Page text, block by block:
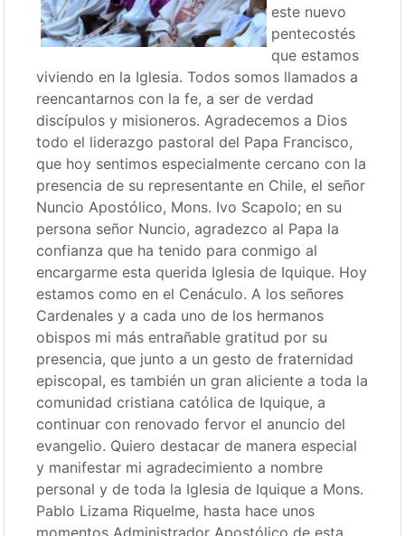
este nuevo
pentecostés
que estamos
viviendo en la Iglesia. Todos somos llamados a
reencantarnos con la fe, a ser de verdad
discípulos y misioneros. Agradecemos a Dios
todo el liderazgo pastoral del Papa Francisco,
que hoy sentimos especialmente cercano con la
presencia de su representante en Chile, el señor
Nuncio Apostólico, Mons. Ivo Scapolo; en su
persona señor Nuncio, agradezco al Papa la
confianza que ha tenido para conmigo al
encargarme esta querida Iglesia de Iquique. Hoy
estamos como en el Cenáculo. A los señores
Cardenales y a cada uno de los hermanos
obispos mi más entrañable gratitud por su
presencia, que junto a un gesto de fraternidad
episcopal, es también un gran aliciente a toda la
comunidad cristiana católica de Iquique, a
continuar con renovado fervor el anuncio del
evangelio. Quiero destacar de manera especial
y manifestar mi agradecimiento a nombre
personal y de toda la Iglesia de Iquique a Mons.
Pablo Lizama Riquelme, hasta hace unos
momentos Administrador Apostólico de esta